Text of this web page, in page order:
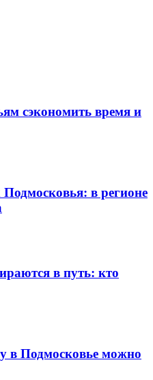
сэкономить время и
Подмосковья: в регионе
в путь: кто
в Подмосковье можно